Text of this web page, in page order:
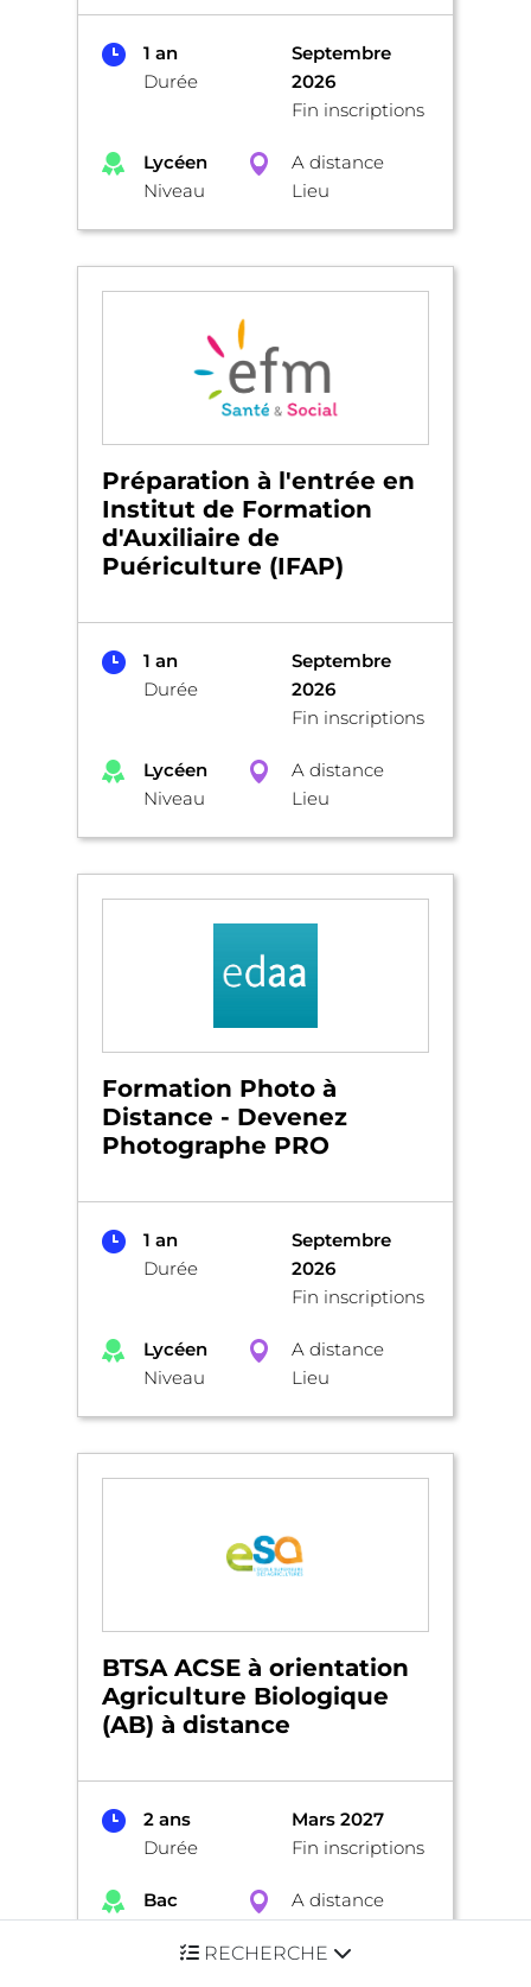
RECHERCHE
1 an
Durée
Septembre
2026
Fin inscriptions
Lycéen
Niveau
A distance
Lieu
Préparation à l'entrée en
Institut de Formation
d'Auxiliaire de
Puériculture (IFAP)
1 an
Durée
Septembre
2026
Fin inscriptions
Lycéen
Niveau
A distance
Lieu
Formation Photo à
Distance - Devenez
Photographe PRO
1 an
Durée
Septembre
2026
Fin inscriptions
Lycéen
Niveau
A distance
Lieu
BTSA ACSE à orientation
Agriculture Biologique
(AB) à distance
2 ans
Durée
Mars 2027
Fin inscriptions
Bac
Niveau
A distance
Lieu